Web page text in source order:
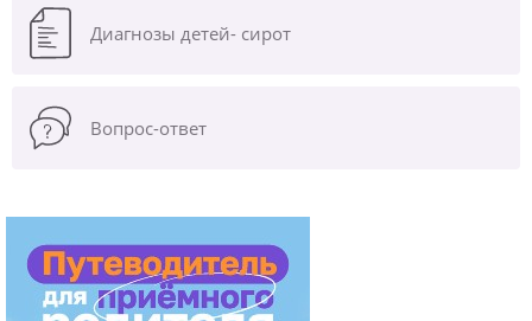
Диагнозы детей- сирот
Вопрос-ответ